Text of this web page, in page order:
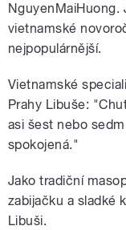
NguyenMaiHuong.
vietnamské
nejpopulárnější.
Vietnamské
Prahy Libuše:
asi šest nebo
spokojená."
Jako tradiční
zabijačku a sladké
Libuši.